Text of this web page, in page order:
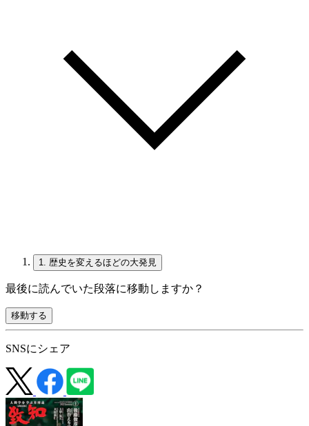
1. 歴史を変えるほどの大発見
最後に読んでいた段落に移動しますか？
移動する
SNSにシェア